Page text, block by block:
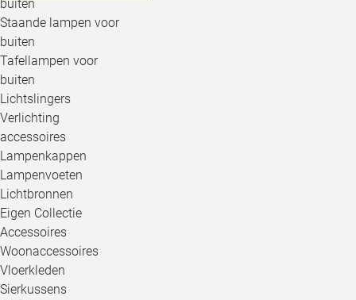
buiten
Staande lampen voor
buiten
Tafellampen voor
buiten
Lichtslingers
Verlichting
accessoires
Lampenkappen
Lampenvoeten
Lichtbronnen
Eigen Collectie
Accessoires
Woonaccessoires
Vloerkleden
Sierkussens